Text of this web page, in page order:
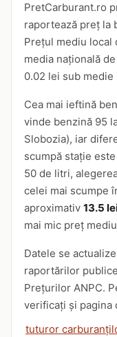
PretCarburant.ro
raportează preț la
Prețul mediu local
media națională
0.02 lei sub medie
Cea mai ieftină
vinde benzină 95
Slobozia), iar
scumpă stație
50 de litri,
celei mai scumpe
aproximativ 13.5
mai mic preț
Datele se
raportărilor
Prețurilor ANPC.
verificați și pagina
tuturor